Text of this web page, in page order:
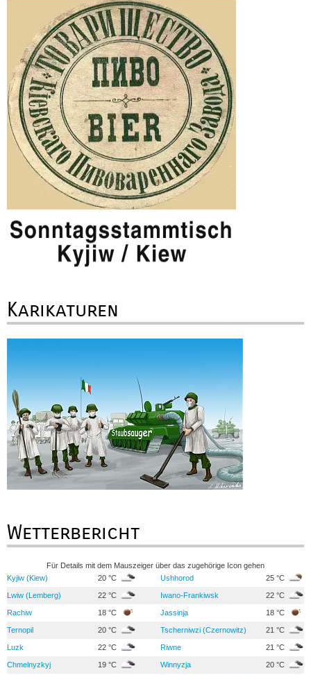
Karikaturen
Wetterbericht
Für Details mit dem Mauszeiger über das zugehörige Icon gehen
Kyjiw (Kiew)
20 °C Ushhorod 25 °C
Lwiw (Lemberg) 22 °C Iwano-Frankiwsk 22 °C
Rachiw 18 °C Jassinja 18 °C
Ternopil 20 °C Tscherniwzi (Czernowitz) 21 °C
Luzk 22 °C Riwne 21 °C
Chmelnyzkyj 19 °C Winnyzja 20 °C